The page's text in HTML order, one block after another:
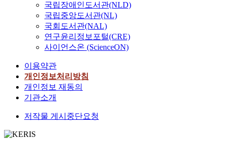
국립장애인도서관(NLD)
국립중앙도서관(NL)
국회도서관(NAL)
연구윤리정보포털(CRE)
사이언스온 (ScienceON)
이용약관
개인정보처리방침
개인정보 재동의
기관소개
저작물 게시중단요청